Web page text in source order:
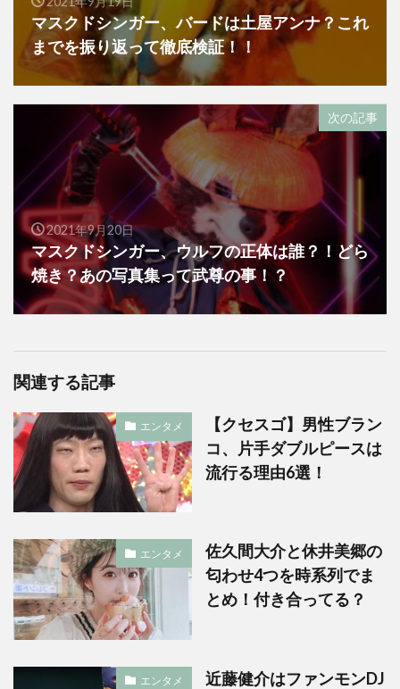
マスクドシンガー、バードは土屋アンナ？これ
までを振り返って徹底検証！！
次の記事
2021年9月20日
マスクドシンガー、ウルフの正体は誰？！どら
焼き？あの写真集って武尊の事！？
関連する記事
エンタメ
【クセスゴ】男性ブラン
コ、片手ダブルピースは
流行る理由6選！
エンタメ
佐久間大介と休井美郷の
匂わせ4つを時系列でま
とめ！付き合ってる？
エンタメ
近藤健介はファンモンDJ